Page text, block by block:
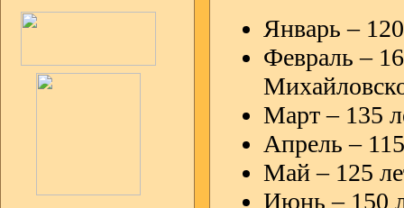
Январь –
Февраль –
Март – 135
Апрель –
Май – 125
Июнь – 150